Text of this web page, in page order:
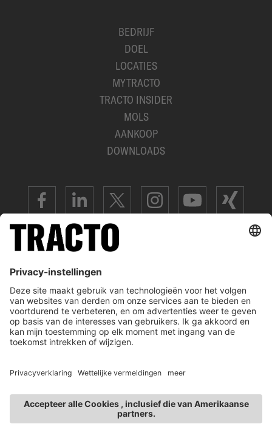
BEDRIJF
DOEL
LOCATIES
MYTRACTO
TRACTO INSIDER
MOLS
AANKOOP
DOWNLOADS
ADVANCED TRENCHLESS TECHNOLOGY
COLOFON
GEGEVENSBESCHERMING